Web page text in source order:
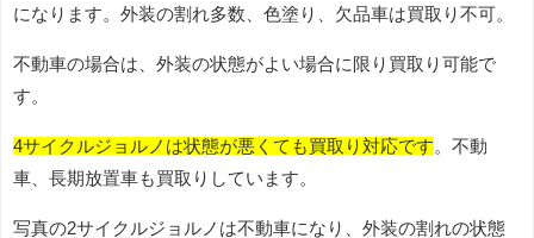
になります。外装の割れ多数、色塗り、欠品車は買取り不可。
不動車の場合は、外装の状態がよい場合に限り買取り可能で
す。
4サイクルジョルノは状態が悪くても買取り対応です 。不動
車、長期放置車も買取りしています。
写真の2サイクルジョルノは不動車になり、外装の割れの状態